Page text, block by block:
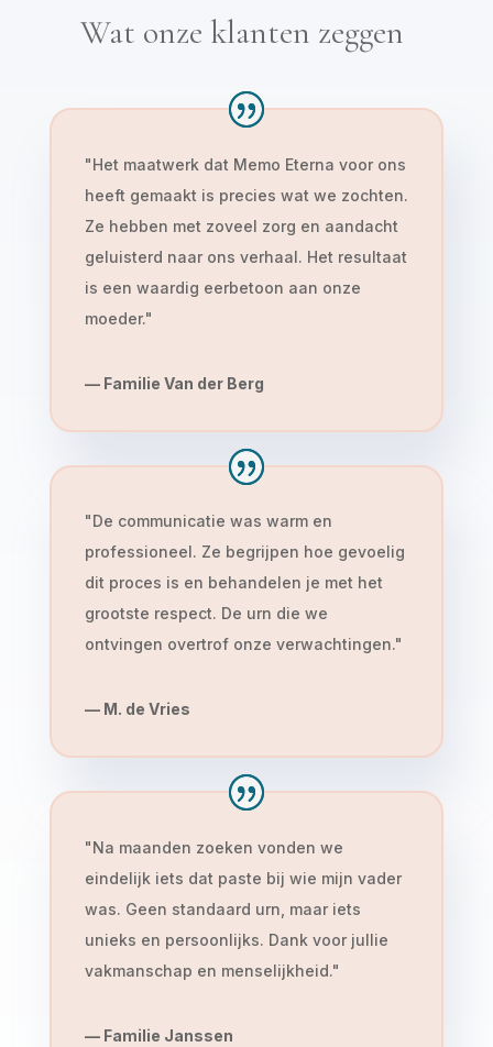
Wat onze klanten zeggen
"Het maatwerk dat Memo Eterna voor ons
heeft gemaakt is precies wat we zochten.
Ze hebben met zoveel zorg en aandacht
geluisterd naar ons verhaal. Het resultaat
is een waardig eerbetoon aan onze
moeder."
— Familie Van der Berg
" De communicatie was warm en
professioneel. Ze begrijpen hoe gevoelig
dit proces is en behandelen je met het
grootste respect. De urn die we
ontvingen overtrof onze verwachtingen."
— M. de Vries
"Na maanden zoeken vonden we
eindelijk iets dat paste bij wie mijn vader
was. Geen standaard urn, maar iets
unieks en persoonlijks. Dank voor jullie
vakmanschap en menselijkheid."
— Familie Janssen